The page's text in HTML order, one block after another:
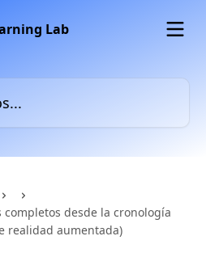
desde la cronología
realidad aumentada)